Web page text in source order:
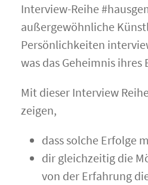
Interview-Reihe
außergewöhnliche
Persönlichkeiten
was das Geheimnis ihres
Mit dieser Interview
zeigen,
dass solche Erfolge
dir gleichzeitig die
von der Erfahrung